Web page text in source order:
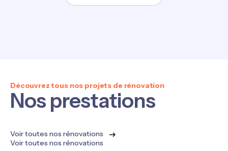
Découvrez tous nos projets de rénovation
Nos prestations
Voir toutes nos rénovations
Voir toutes nos rénovations